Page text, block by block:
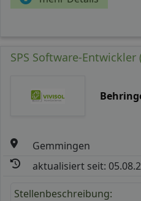
SPS Software-
Gemmingen
aktualisiert seit:
Stellenbeschreibung: